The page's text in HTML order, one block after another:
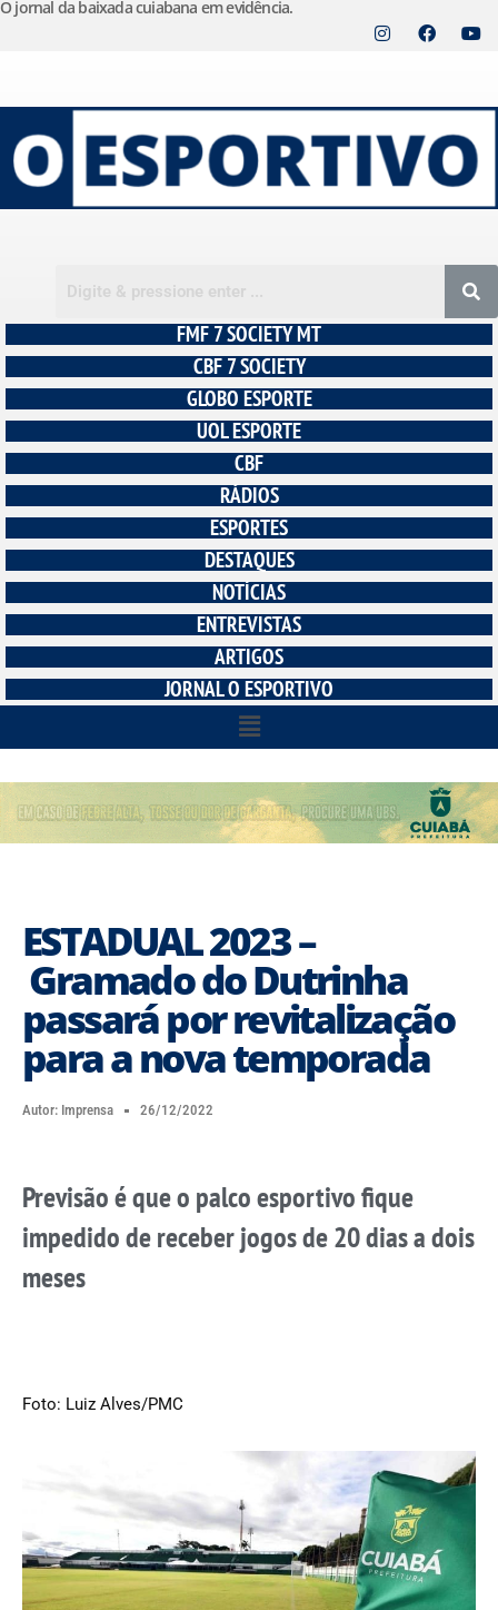
o
conteúdo
O jornal da baixada cuiabana em evidência.
FMF 7 SOCIETY MT
CBF 7 SOCIETY
GLOBO ESPORTE
UOL ESPORTE
CBF
RÁDIOS
ESPORTES
DESTAQUES
NOTÍCIAS
ENTREVISTAS
ARTIGOS
JORNAL O ESPORTIVO
ESTADUAL 2023 –
Gramado do Dutrinha
passará por revitalização
para a nova temporada
Autor: Imprensa 26/12/2022
Previsão é que o palco esportivo fique
impedido de receber jogos de 20 dias a dois
meses
Foto: Luiz Alves/PMC